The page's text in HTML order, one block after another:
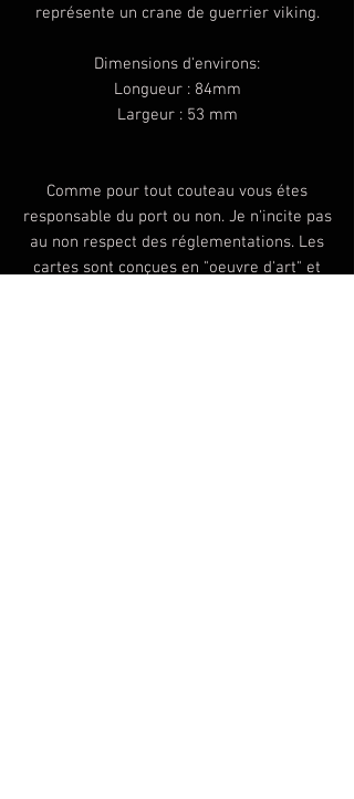
représente un crane de guerrier viking.
Dimensions d'environs:
Longueur : 84mm
Largeur : 53 mm
Comme pour tout couteau vous étes
responsable du port ou non. Je n'incite pas
au non respect des réglementations. Les
cartes sont conçues en "oeuvre d'art" et